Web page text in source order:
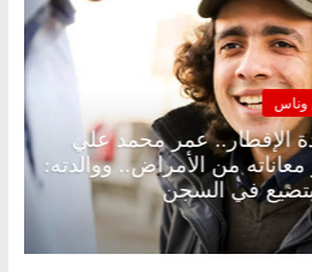
وناس
الإفطار.. عمر محمد علي
من الأمراض.. ووالدته: